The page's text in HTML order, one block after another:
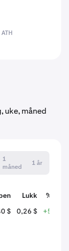
uke, måned
1
måned
1 år
Lukk
%
$ 0,26 $